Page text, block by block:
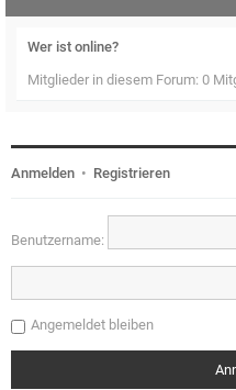
Wer ist online?
Mitglieder in diesem Forum: 0
Anmelden • Registrieren
Benutzername:
Angemeldet bleiben